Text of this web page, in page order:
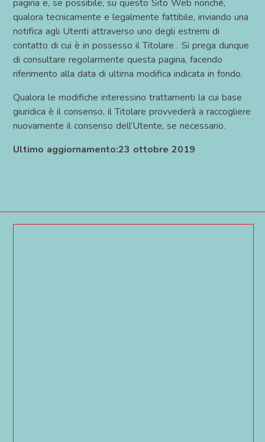
pagina e, se possibile, su questo Sito Web nonché,
qualora tecnicamente e legalmente fattibile, inviando una
notifica agli Utenti attraverso uno degli estremi di
contatto di cui è in possesso il Titolare . Si prega dunque
di consultare regolarmente questa pagina, facendo
riferimento alla data di ultima modifica indicata in fondo.
Qualora le modifiche interessino trattamenti la cui base
giuridica è il consenso, il Titolare provvederà a raccogliere
nuovamente il consenso dell’Utente, se necessario.
Ultimo aggiornamento:23 ottobre 2019